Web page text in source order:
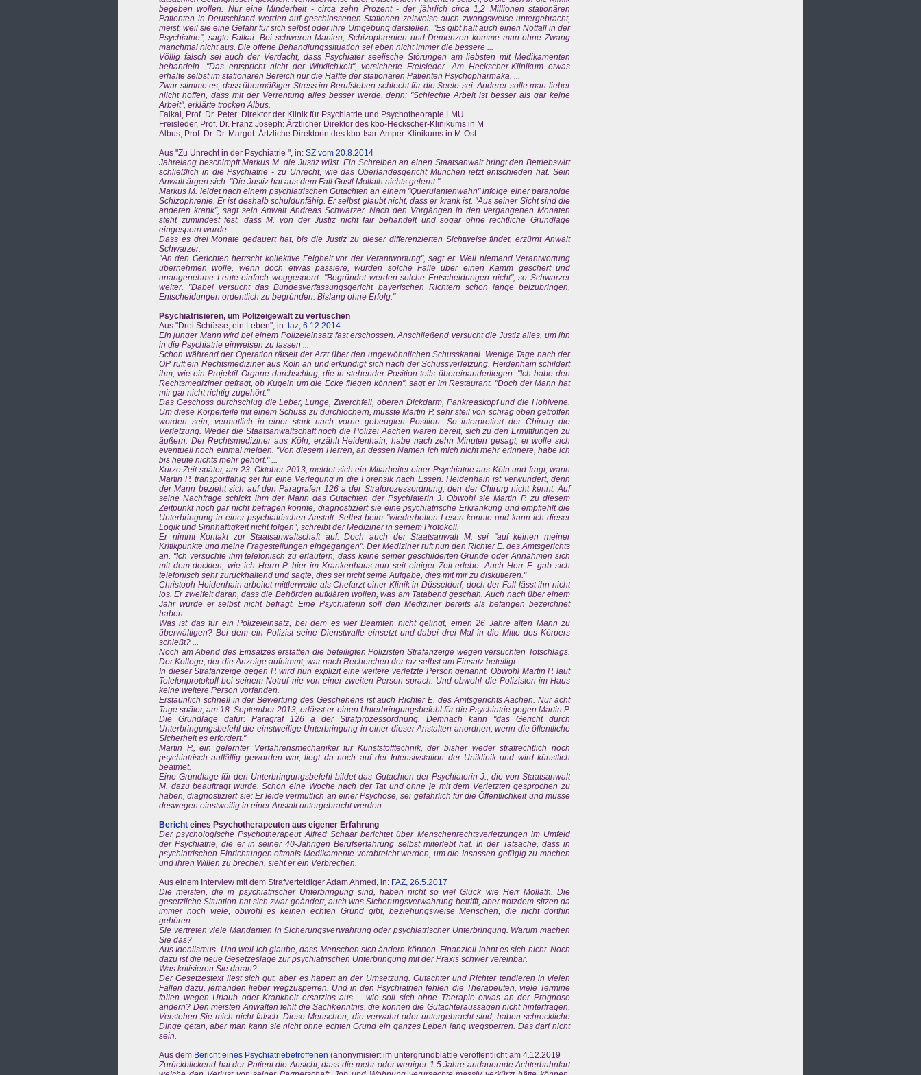
begeben wollen. Nur eine Minderheit - circa zehn Prozent - der jährlich circa 1,2 Millionen stationären
Patienten in Deutschland werden auf geschlossenen Stationen zeitweise auch zwangsweise untergebracht,
meist, weil sie eine Gefahr für sich selbst oder ihre Umgebung darstellen. "Es gibt halt auch einen Notfall in der
Psychiatrie", sagte Falkai. Bei schweren Manien, Schizophrenien und Demenzen komme man ohne Zwang
manchmal nicht aus. Die offene Behandlungssituation sei eben nicht immer die bessere ...
Völlig falsch sei auch der Verdacht, dass Psychiater seelische Störungen am liebsten mit Medikamenten
behandeln. "Das entspricht nicht der Wirklichkeit", versicherte Freisleder. Am Heckscher-Klinikum etwas
erhalte selbst im stationären Bereich nur die Hälfte der stationären Patienten Psychopharmaka. ...
Zwar stimme es, dass übermäßiger Stress im Berufsleben schlecht für die Seele sei. Anderer solle man lieber
niicht hoffen, dass mit der Verrentung alles besser werde, denn: "Schlechte Arbeit ist besser als gar keine
Arbeit", erklärte trocken Albus.
Falkai, Prof. Dr. Peter: Direktor der Klinik für Psychiatrie und Psychotheorapie LMU
Freisleder, Prof. Dr. Franz Joseph: Ärztlicher Direktor des kbo-Heckscher-Klinikums in M
Albus, Prof. Dr. Dr. Margot: Ärtzliche Direktorin des kbo-Isar-Amper-Klinikums in M-Ost
Aus "Zu Unrecht in der Psychiatrie ", in: SZ vom 20.8.2014
Jahrelang beschimpft Markus M. die Justiz wüst. Ein Schreiben an einen Staatsanwalt bringt den Betriebswirt
schließlich in die Psychiatrie - zu Unrecht, wie das Oberlandesgericht München jetzt entschieden hat. Sein
Anwalt ärgert sich: "Die Justiz hat aus dem Fall Gustl Mollath nichts gelernt." ...
Markus M. leidet nach einem psychiatrischen Gutachten an einem "Querulantenwahn" infolge einer paranoide
Schizophrenie. Er ist deshalb schuldunfähig. Er selbst glaubt nicht, dass er krank ist. "Aus seiner Sicht sind die
anderen krank", sagt sein Anwalt Andreas Schwarzer. Nach den Vorgängen in den vergangenen Monaten
steht zumindest fest, dass M. von der Justiz nicht fair behandelt und sogar ohne rechtliche Grundlage
eingesperrt wurde. ...
Dass es drei Monate gedauert hat, bis die Justiz zu dieser differenzierten Sichtweise findet, erzürnt Anwalt
Schwarzer.
"An den Gerichten herrscht kollektive Feigheit vor der Verantwortung", sagt er. Weil niemand Verantwortung
übernehmen wolle, wenn doch etwas passiere, würden solche Fälle über einen Kamm geschert und
unangenehme Leute einfach weggesperrt. "Begründet werden solche Entscheidungen nicht", so Schwarzer
weiter. "Dabei versucht das Bundesverfassungsgericht bayerischen Richtern schon lange beizubringen,
Entscheidungen ordentlich zu begründen. Bislang ohne Erfolg."
Psychiatrisieren, um Polizeigewalt zu vertuschen
Aus "Drei Schüsse, ein Leben", in: taz, 6.12.2014
Ein junger Mann wird bei einem Polizeieinsatz fast erschossen. Anschließend versucht die Justiz alles, um ihn
in die Psychiatrie einweisen zu lassen ...
Schon während der Operation rätselt der Arzt über den ungewöhnlichen Schusskanal. Wenige Tage nach der
OP ruft ein Rechtsmediziner aus Köln an und erkundigt sich nach der Schussverletzung. Heidenhain schildert
ihm, wie ein Projektil Organe durchschlug, die in stehender Position teils übereinanderliegen. "Ich habe den
Rechtsmediziner gefragt, ob Kugeln um die Ecke fliegen können", sagt er im Restaurant. "Doch der Mann hat
mir gar nicht richtig zugehört."
Das Geschoss durchschlug die Leber, Lunge, Zwerchfell, oberen Dickdarm, Pankreaskopf und die Hohlvene.
Um diese Körperteile mit einem Schuss zu durchlöchern, müsste Martin P. sehr steil von schräg oben getroffen
worden sein, vermutlich in einer stark nach vorne gebeugten Position. So interpretiert der Chirurg die
Verletzung. Weder die Staatsanwaltschaft noch die Polizei Aachen waren bereit, sich zu den Ermittlungen zu
äußern. Der Rechtsmediziner aus Köln, erzählt Heidenhain, habe nach zehn Minuten gesagt, er wolle sich
eventuell noch einmal melden. "Von diesem Herren, an dessen Namen ich mich nicht mehr erinnere, habe ich
bis heute nichts mehr gehört." ...
Kurze Zeit später, am 23. Oktober 2013, meldet sich ein Mitarbeiter einer Psychiatrie aus Köln und fragt, wann
Martin P. transportfähig sei für eine Verlegung in die Forensik nach Essen. Heidenhain ist verwundert, denn
der Mann bezieht sich auf den Paragrafen 126 a der Strafprozessordnung, den der Chirurg nicht kennt. Auf
seine Nachfrage schickt ihm der Mann das Gutachten der Psychiaterin J. Obwohl sie Martin P. zu diesem
Zeitpunkt noch gar nicht befragen konnte, diagnostiziert sie eine psychiatrische Erkrankung und empfiehlt die
Unterbringung in einer psychiatrischen Anstalt. Selbst beim "wiederholten Lesen konnte und kann ich dieser
Logik und Sinnhaftigkeit nicht folgen", schreibt der Mediziner in seinem Protokoll.
Er nimmt Kontakt zur Staatsanwaltschaft auf. Doch auch der Staatsanwalt M. sei "auf keinen meiner
Kritikpunkte und meine Fragestellungen eingegangen". Der Mediziner ruft nun den Richter E. des Amtsgerichts
an. "Ich versuchte ihm telefonisch zu erläutern, dass keine seiner geschilderten Gründe oder Annahmen sich
mit dem deckten, wie ich Herrn P. hier im Krankenhaus nun seit einiger Zeit erlebe. Auch Herr E. gab sich
telefonisch sehr zurückhaltend und sagte, dies sei nicht seine Aufgabe, dies mit mir zu diskutieren."
Christoph Heidenhain arbeitet mittlerweile als Chefarzt einer Klinik in Düsseldorf, doch der Fall lässt ihn nicht
los. Er zweifelt daran, dass die Behörden aufklären wollen, was am Tatabend geschah. Auch nach über einem
Jahr wurde er selbst nicht befragt. Eine Psychiaterin soll den Mediziner bereits als befangen bezeichnet
haben.
Was ist das für ein Polizeieinsatz, bei dem es vier Beamten nicht gelingt, einen 26 Jahre alten Mann zu
überwältigen? Bei dem ein Polizist seine Dienstwaffe einsetzt und dabei drei Mal in die Mitte des Körpers
schießt? ...
Noch am Abend des Einsatzes erstatten die beteiligten Polizisten Strafanzeige wegen versuchten Totschlags.
Der Kollege, der die Anzeige aufnimmt, war nach Recherchen der taz selbst am Einsatz beteiligt.
In dieser Strafanzeige gegen P. wird nun explizit eine weitere verletzte Person genannt. Obwohl Martin P. laut
Telefonprotokoll bei seinem Notruf nie von einer zweiten Person sprach. Und obwohl die Polizisten im Haus
keine weitere Person vorfanden.
Erstaunlich schnell in der Bewertung des Geschehens ist auch Richter E. des Amtsgerichts Aachen. Nur acht
Tage später, am 18. September 2013, erlässt er einen Unterbringungsbefehl für die Psychiatrie gegen Martin P.
Die Grundlage dafür: Paragraf 126 a der Strafprozessordnung. Demnach kann "das Gericht durch
Unterbringungsbefehl die einstweilige Unterbringung in einer dieser Anstalten anordnen, wenn die öffentliche
Sicherheit es erfordert."
Martin P., ein gelernter Verfahrensmechaniker für Kunststofftechnik, der bisher weder strafrechtlich noch
psychiatrisch auffällig geworden war, liegt da noch auf der Intensivstation der Uniklinik und wird künstlich
beatmet.
Eine Grundlage für den Unterbringungsbefehl bildet das Gutachten der Psychiaterin J., die von Staatsanwalt
M. dazu beauftragt wurde. Schon eine Woche nach der Tat und ohne je mit dem Verletzten gesprochen zu
haben, diagnostiziert sie: Er leide vermutlich an einer Psychose, sei gefährlich für die Öffentlichkeit und müsse
deswegen einstweilig in einer Anstalt untergebracht werden.
Bericht eines Psychotherapeuten aus eigener Erfahrung
Der psychologische Psychotherapeut Alfred Schaar berichtet über Menschenrechtsverletzungen im Umfeld
der Psychiatrie, die er in seiner 40-Jährigen Berufserfahrung selbst miterlebt hat. In der Tatsache, dass in
psychiatrischen Einrichtungen oftmals Medikamente verabreicht werden, um die Insassen gefügig zu machen
und ihren Willen zu brechen, sieht er ein Verbrechen.
Aus einem Interview mit dem Strafverteidiger Adam Ahmed, in: FAZ, 26.5.2017
Die meisten, die in psychiatrischer Unterbringung sind, haben nicht so viel Glück wie Herr Mollath. Die
gesetzliche Situation hat sich zwar geändert, auch was Sicherungsverwahrung betrifft, aber trotzdem sitzen da
immer noch viele, obwohl es keinen echten Grund gibt, beziehungsweise Menschen, die nicht dorthin
gehören. ...
Sie vertreten viele Mandanten in Sicherungsverwahrung oder psychiatrischer Unterbringung. Warum machen
Sie das?
Aus Idealismus. Und weil ich glaube, dass Menschen sich ändern können. Finanziell lohnt es sich nicht. Noch
dazu ist die neue Gesetzeslage zur psychiatrischen Unterbringung mit der Praxis schwer vereinbar.
Was kritisieren Sie daran?
Der Gesetzestext liest sich gut, aber es hapert an der Umsetzung. Gutachter und Richter tendieren in vielen
Fällen dazu, jemanden lieber wegzusperren. Und in den Psychiatrien fehlen die Therapeuten, viele Termine
fallen wegen Urlaub oder Krankheit ersatzlos aus – wie soll sich ohne Therapie etwas an der Prognose
ändern? Den meisten Anwälten fehlt die Sachkenntnis, die können die Gutachteraussagen nicht hinterfragen.
Verstehen Sie mich nicht falsch: Diese Menschen, die verwahrt oder untergebracht sind, haben schreckliche
Dinge getan, aber man kann sie nicht ohne echten Grund ein ganzes Leben lang wegsperren. Das darf nicht
sein.
Aus dem Bericht eines Psychiatriebetroffenen (anonymisiert im untergrundblättle veröffentlicht am 4.12.2019
Zurückblickend hat der Patient die Ansicht, dass die mehr oder weniger 1.5 Jahre andauernde Achterbahnfart